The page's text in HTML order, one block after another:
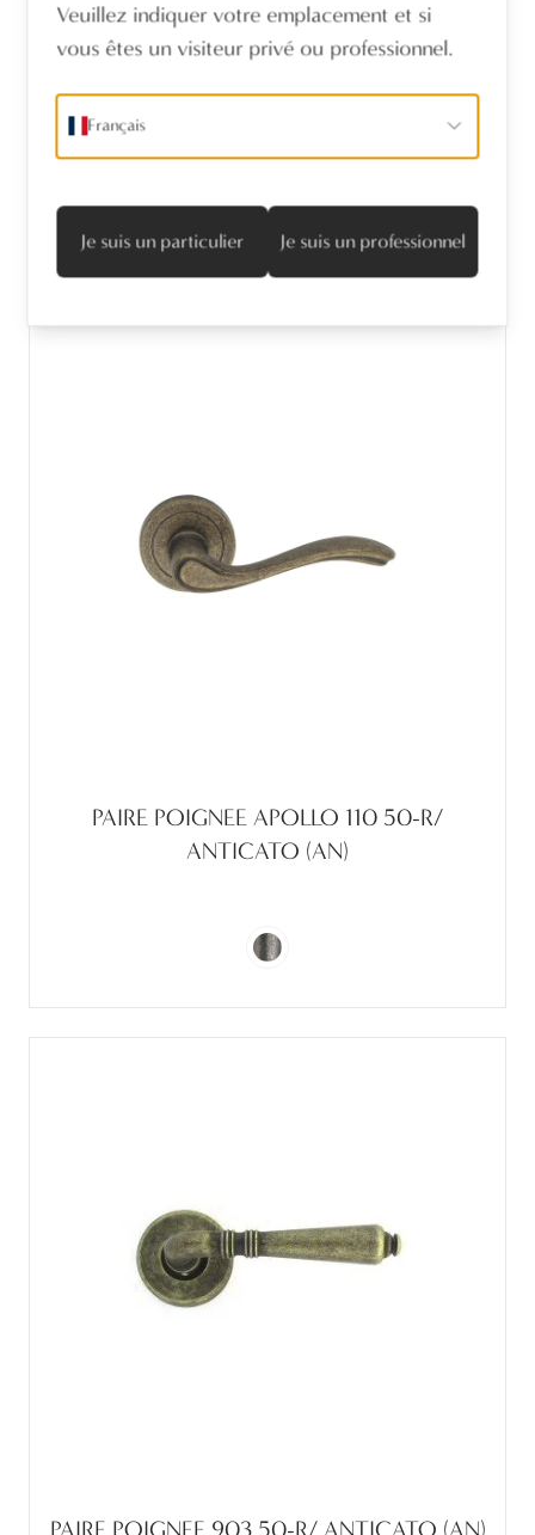
SET TOILETTE 50-R/ ANTICATO (AN)
PAIRE POIGNEE APOLLO 110 50-R/
ANTICATO (AN)
Veuillez indiquer votre emplacement et si
vous êtes un visiteur privé ou professionnel.
Français
Je suis un particulier Je suis un professionnel